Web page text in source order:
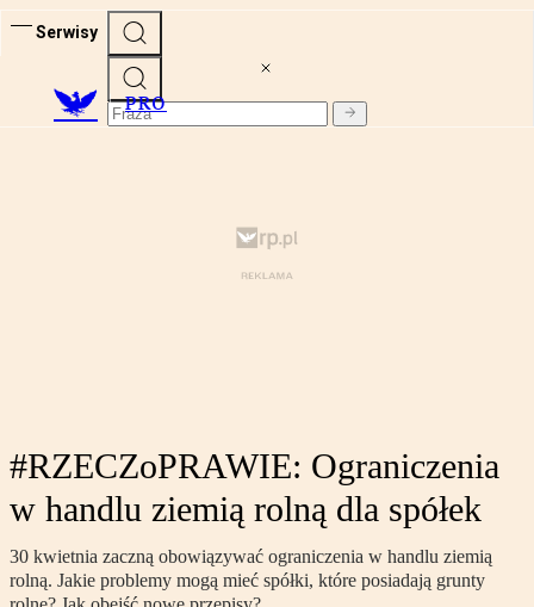
Serwisy
PRO
#RZECZoPRAWIE: Ograniczenia
w handlu ziemią rolną dla spółek
30 kwietnia zaczną obowiązywać ograniczenia w handlu ziemią
rolną. Jakie problemy mogą mieć spółki, które posiadają grunty